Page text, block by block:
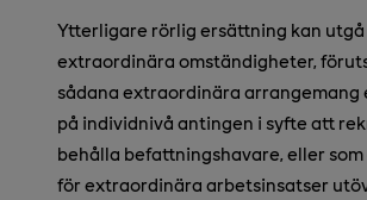
Ytterligare rörlig ersättning kan utgå
extraordinära omständigheter,
sådana extraordinära arrangemang
på individnivå antingen i syfte att
behålla befattningshavare, eller
för extraordinära arbetsinsatser